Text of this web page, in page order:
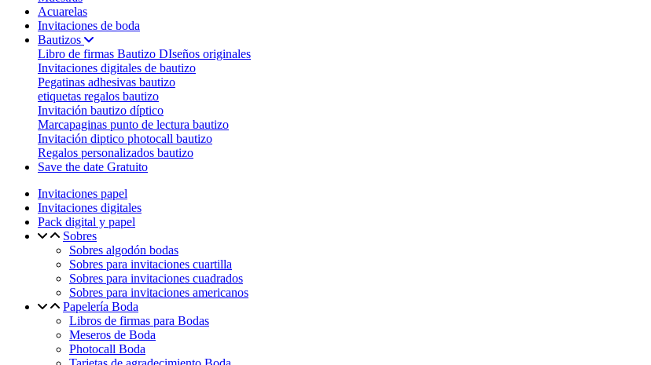
Acuarelas
Invitaciones de boda
Bautizos
Libro de firmas Bautizo DIseños originales
Invitaciones digitales de bautizo
Pegatinas adhesivas bautizo
etiquetas regalos bautizo
Invitación bautizo díptico
Marcapaginas punto de lectura bautizo
Invitación diptico photocall bautizo
Regalos personalizados bautizo
Save the date Gratuito
Invitaciones papel
Invitaciones digitales
Pack digital y papel
Sobres
Sobres algodón bodas
Sobres para invitaciones cuartilla
Sobres para invitaciones cuadrados
Sobres para invitaciones americanos
Papelería Boda
Libros de firmas para Bodas
Meseros de Boda
Photocall Boda